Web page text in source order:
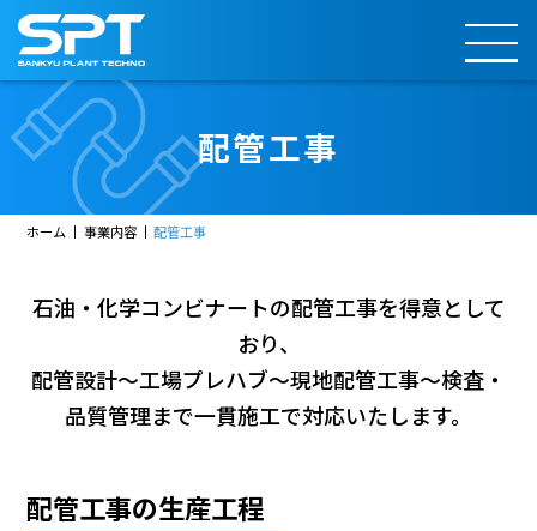
配管工事
ホーム 事業内容 配管工事
石油・化学コンビナートの配管工事を得意として
おり、
配管設計〜工場プレハブ〜現地配管工事〜検査・
品質管理まで一貫施工で対応いたします。
配管工事の生産工程